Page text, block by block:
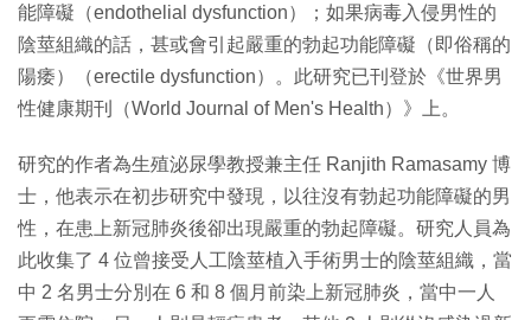
能障礙（endothelial dysfunction）；如果病毒入侵男性的
陰莖組織的話，甚或會引起嚴重的勃起功能障礙（即俗稱的
陽痿）（erectile dysfunction）。此研究已刊登於《世界男
性健康期刊（World Journal of Men's Health）》上。
研究的作者為生殖泌尿學教授兼主任 Ranjith Ramasamy 博
士，他表示在初步研究中發現，以往沒有勃起功能障礙的男
性，在患上新冠肺炎後卻出現嚴重的勃起障礙。研究人員為
此收集了 4 位曾接受人工陰莖植入手術男士的陰莖組織，當
中 2 名男士分別在 6 和 8 個月前染上新冠肺炎，當中一人